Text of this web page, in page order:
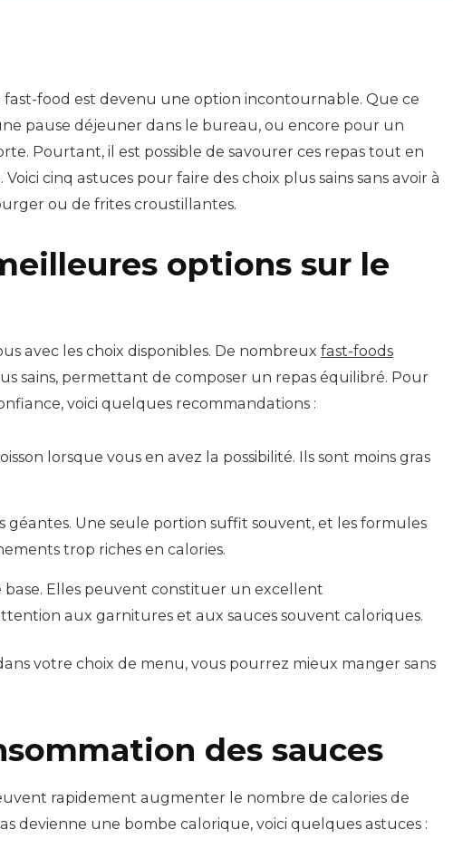
food est devenu une option incontournable. Que ce
pause déjeuner dans le bureau, ou encore pour un
Pourtant, il est possible de savourer ces repas tout en
cinq astuces pour faire des choix plus sains sans avoir à
ou de frites croustillantes.
options sur le
avec les choix disponibles. De nombreux fast-foods
sains, permettant de composer un repas équilibré. Pour
voici quelques recommandations :
lorsque vous en avez la possibilité. Ils sont moins gras
géantes. Une seule portion suffit souvent, et les formules
trop riches en calories.
Elles peuvent constituer un excellent
aux garnitures et aux sauces souvent caloriques.
votre choix de menu, vous pourrez mieux manger sans
des sauces
rapidement augmenter le nombre de calories de
devienne une bombe calorique, voici quelques astuces :